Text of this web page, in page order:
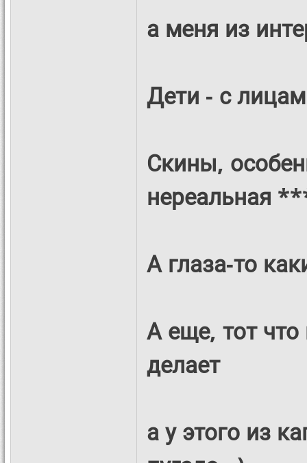
а меня из
Дети - с
Скины,
нереальная
А глаза-то
А еще, тот что
делает
а у этого из